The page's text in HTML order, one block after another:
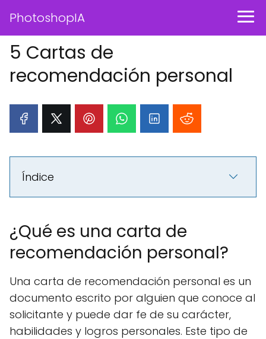
PhotoshopIA
5 Cartas de
recomendación personal
Índice
¿Qué es una carta de
recomendación personal?
Una carta de recomendación personal es un
documento escrito por alguien que conoce al
solicitante y puede dar fe de su carácter,
habilidades y logros personales. Este tipo de